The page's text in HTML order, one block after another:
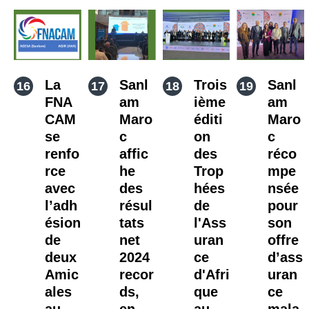
La
FNA
CAM
se
renfo
rce
avec
l’adh
ésion
de
deux
Amic
ales
Sanl
am
Maro
c
affic
he
des
résul
tats
net
2024
recor
ds,
Trois
ième
éditi
on
des
Trop
hées
de
l'Ass
uran
ce
d'Afri
que
Sanl
am
Maro
c
réco
mpe
nsée
pour
son
offre
d’ass
uran
ce